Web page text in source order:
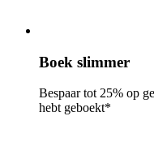
Boek slimmer
Bespaar tot 25% op
hebt geboekt*